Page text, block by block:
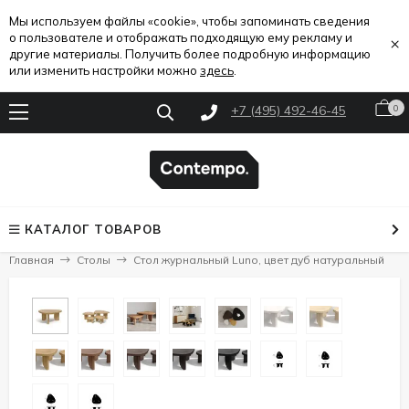
Мы используем файлы «cookie», чтобы запоминать сведения
о пользователе и отображать подходящую ему рекламу и
другие материалы. Получить более подробную информацию
или изменить настройки можно здесь
×
+7 (495) 492-46-45 0
КАТАЛОГ ТОВАРОВ
Главная Столы Стол журнальный Luno, цвет дуб натуральный